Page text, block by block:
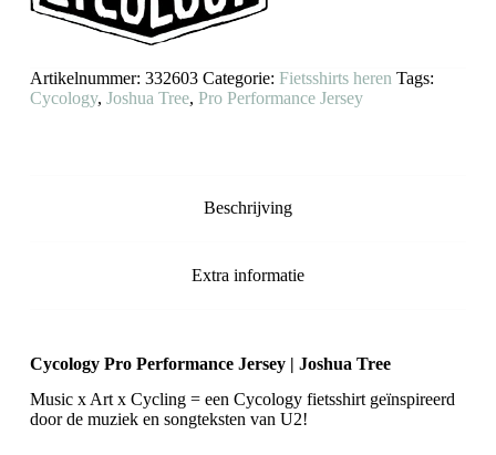
Artikelnummer: 332603 Categorie: Fietsshirts heren Tags:
Cycology, Joshua Tree, Pro Performance Jersey
Beschrijving
Extra informatie
Cycology Pro Performance Jersey | Joshua Tree
Music x Art x Cycling = een Cycology fietsshirt geïnspireerd
door de muziek en songteksten van U2!